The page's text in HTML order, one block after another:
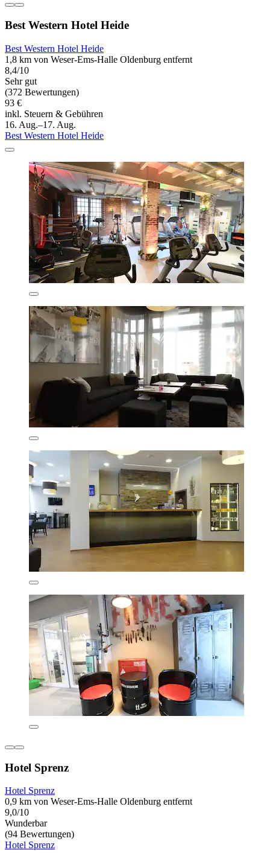
Best Western Hotel Heide
Best Western Hotel Heide
1,8 km von Weser-Ems-Halle Oldenburg entfernt
8,4/10
Sehr gut
(372 Bewertungen)
93 €
inkl. Steuern & Gebühren
16. Aug.–17. Aug.
Best Western Hotel Heide
Hotel Sprenz
Hotel Sprenz
0,9 km von Weser-Ems-Halle Oldenburg entfernt
9,0/10
Wunderbar
(94 Bewertungen)
Hotel Sprenz